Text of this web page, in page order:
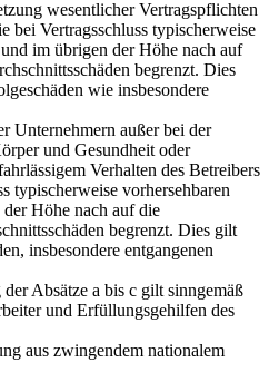
wesentlicher Vertragspflichten
bei Vertragsschluss typischerweise
im übrigen der Höhe nach auf
begrenzt. Dies
wie insbesondere
Unternehmern außer bei der
und Gesundheit oder
Verhalten des Betreibers
typischerweise vorhersehbaren
Höhe nach auf die
begrenzt. Dies gilt
insbesondere entgangenen
Absätze a bis c gilt sinngemäß
und Erfüllungsgehilfen des
aus zwingendem nationalem